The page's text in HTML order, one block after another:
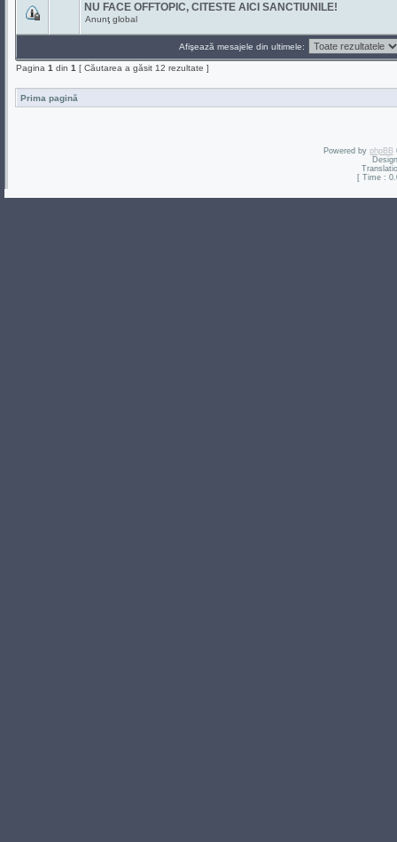
NU FACE OFFTOPIC, CITESTE AICI SANCTIUNILE!
Anunţ global
Afişează mesajele din ultimele:
Pagina 1 din 1 [ Căutarea a găsit 12 rezultate ]
Prima pagină
Powered by phpBB
[ Time :